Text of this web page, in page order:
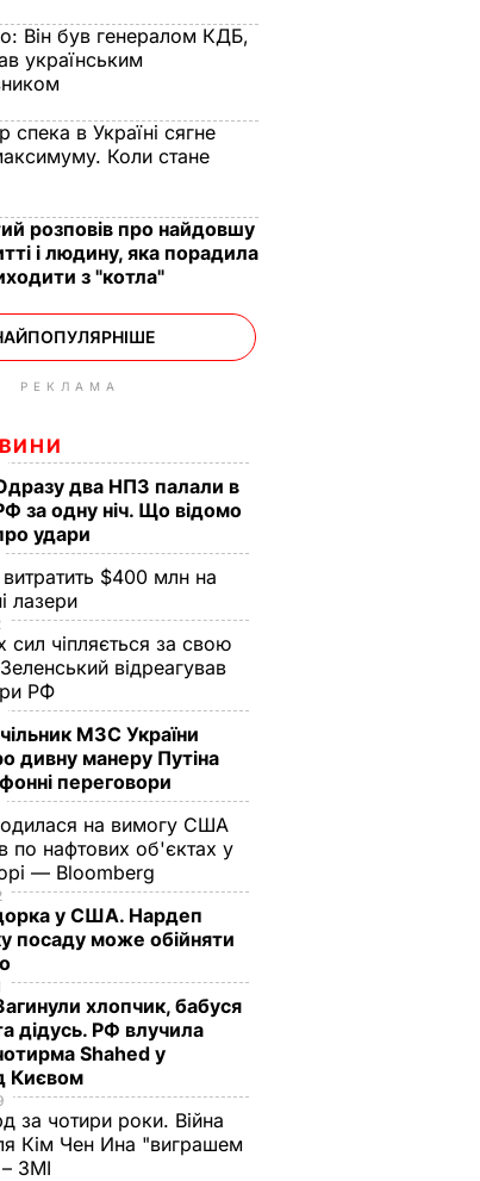
Він був генералом КДБ,
українським
спека в Україні сягне
Коли стане
розповів про найдовшу
і людину, яка порадила
з "котла"
РЕКЛАМА
два НПЗ палали в
за одну ніч. Що відомо
удари
$400 млн на
лазери
сил чіпляється за свою
відреагував
РФ
МЗС України
дивну манеру Путіна
переговори
на вимогу США
по нафтових об'єктах у
— Bloomberg
у США. Нардеп
посаду може обійняти
хлопчик, бабуся
дідусь. РФ влучила
Shahed у
Києвом
за чотири роки. Війна
Кім Чен Ина "виграшем
ЗМІ